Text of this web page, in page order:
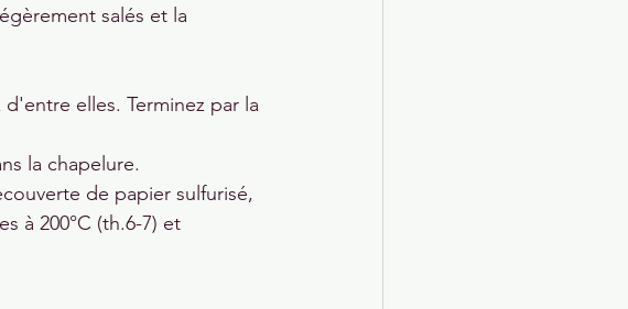
salés et la
elles. Terminez par la
la chapelure.
de papier sulfurisé,
à 200°C (th.6-7) et